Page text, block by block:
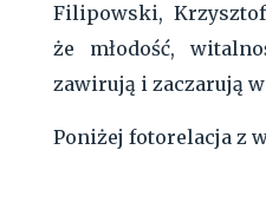
Filipowski,
że młodość,
zawirują i zaczarują
Poniżej fotorelacja z